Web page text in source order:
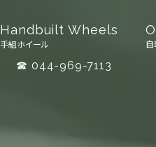
Handbuilt Wheels
手組ホイール
☎ 044-969-7113